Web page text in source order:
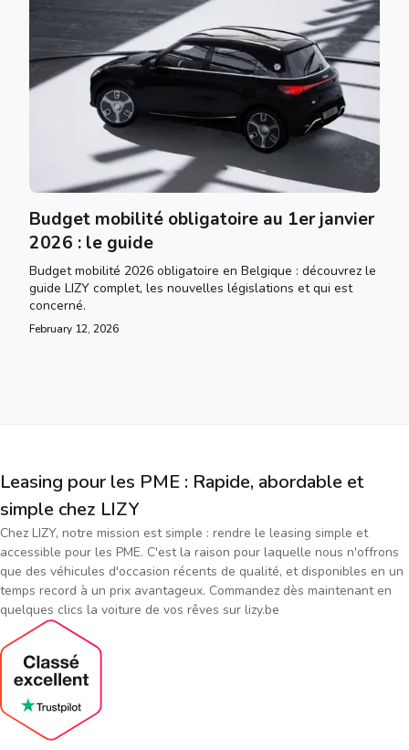
Budget mobilité obligatoire au 1er janvier
2026 : le guide
Budget mobilité 2026 obligatoire en Belgique : découvrez le
guide LIZY complet, les nouvelles législations et qui est
concerné.
February 12, 2026
Leasing pour les PME : Rapide, abordable et
simple chez LIZY
Chez LIZY, notre mission est simple : rendre le leasing simple et
accessible pour les PME. C'est la raison pour laquelle nous n'offrons
que des véhicules d'occasion récents de qualité, et disponibles en un
temps record à un prix avantageux. Commandez dès maintenant en
quelques clics la voiture de vos rêves sur lizy.be